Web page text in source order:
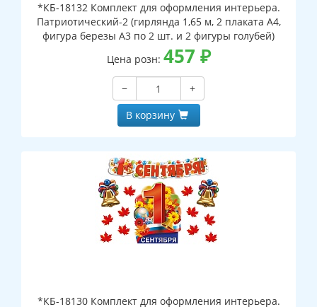
*КБ-18132 Комплект для оформления интерьера.
Патриотический-2 (гирлянда 1,65 м, 2 плаката А4,
фигура березы А3 по 2 шт. и 2 фигуры голубей)
Цена розн: 457 ₽
−
+
В корзину
*КБ-18130 Комплект для оформления интерьера.